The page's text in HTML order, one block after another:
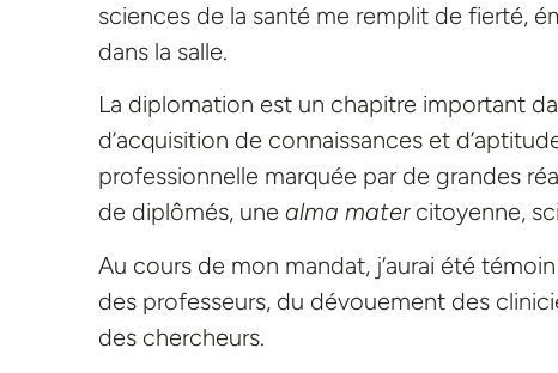
sciences de la santé me remplit de fierté,
dans la salle.
La diplomation est un chapitre important
d’acquisition de connaissances et
professionnelle marquée par de grandes
de diplômés, une alma matercitoyenne,
Au cours de mon mandat, j’aurai été
des professeurs, du dévouement des
des chercheurs.